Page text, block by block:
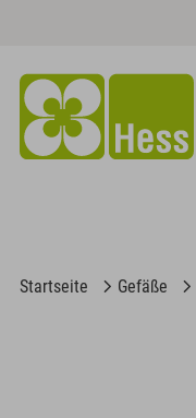
Startseite Gefäße